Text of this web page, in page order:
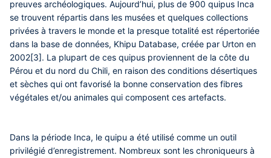
preuves archéologiques. Aujourd’hui, plus de 900 quipus Inca
se trouvent répartis dans les musées et quelques collections
privées à travers le monde et la presque totalité est répertoriée
dans la base de données, Khipu Database, créée par Urton en
2002[3]. La plupart de ces quipus proviennent de la côte du
Pérou et du nord du Chili, en raison des conditions désertiques
et sèches qui ont favorisé la bonne conservation des fibres
végétales et/ou animales qui composent ces artefacts.
Dans la période Inca, le quipu a été utilisé comme un outil
privilégié d’enregistrement. Nombreux sont les chroniqueurs à